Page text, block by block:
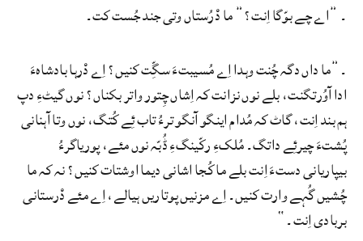
۔ ”اے چے بوّگا اِنت؟” ما دْرُستاں وتی جند جُست کت۔
۔”ما داں دگہ چُنت وہدا اِے مُسیبتءَ سگِّت کنیں؟ اِے دْرہا بادشاہءَ
ادا آوُرتگنت، بلے نوں نزانت کہ اِشاں چِتور واتر بکناں؟ نوں گیٹءِ دپ
ہم بند اِنت، گاٹ کہ مُدام اینگو آنگو ترءُ تاب ئِے کُتگ، نوں وتا آہنانی
پُشتءَ چیرئِے داتگ۔ مُلکءِ رکّینگءِ ڈُبّہ نوں مئے، پوریاگرءُ
بیپاریانی دستءَ اِنت بلے ما کُجا اشانی دیما اوشتات کنیں؟ نہ کہ ما
چُشیں گُہے وارت کنیں۔ اِے مزنیں پوتاریں ہیالے، اِے مئے دْرستانی
بربادی اِنت۔“